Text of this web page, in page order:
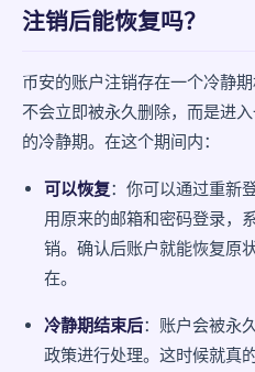
注销后能恢复吗？
币安的账户注销存在一个冷静
不会立即被永久删除，而是进
的冷静期。在这个期间内：
可以恢复：你可以通过重新
用原来的邮箱和密码登录，
销。确认后账户就能恢复原
在。
冷静期结束后：账户会被永
政策进行处理。这时候就真